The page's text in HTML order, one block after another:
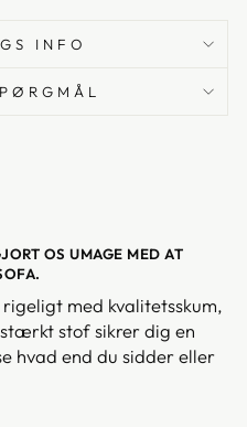
INFO
OS UMAGE MED AT
med kvalitetsskum,
stof sikrer dig en
hvad end du sidder eller